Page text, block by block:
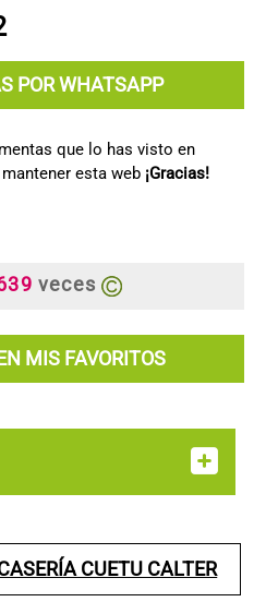
POR WHATSAPP
que lo has visto en
esta web ¡Gracias!
veces
MIS FAVORITOS
CUETU CALTER